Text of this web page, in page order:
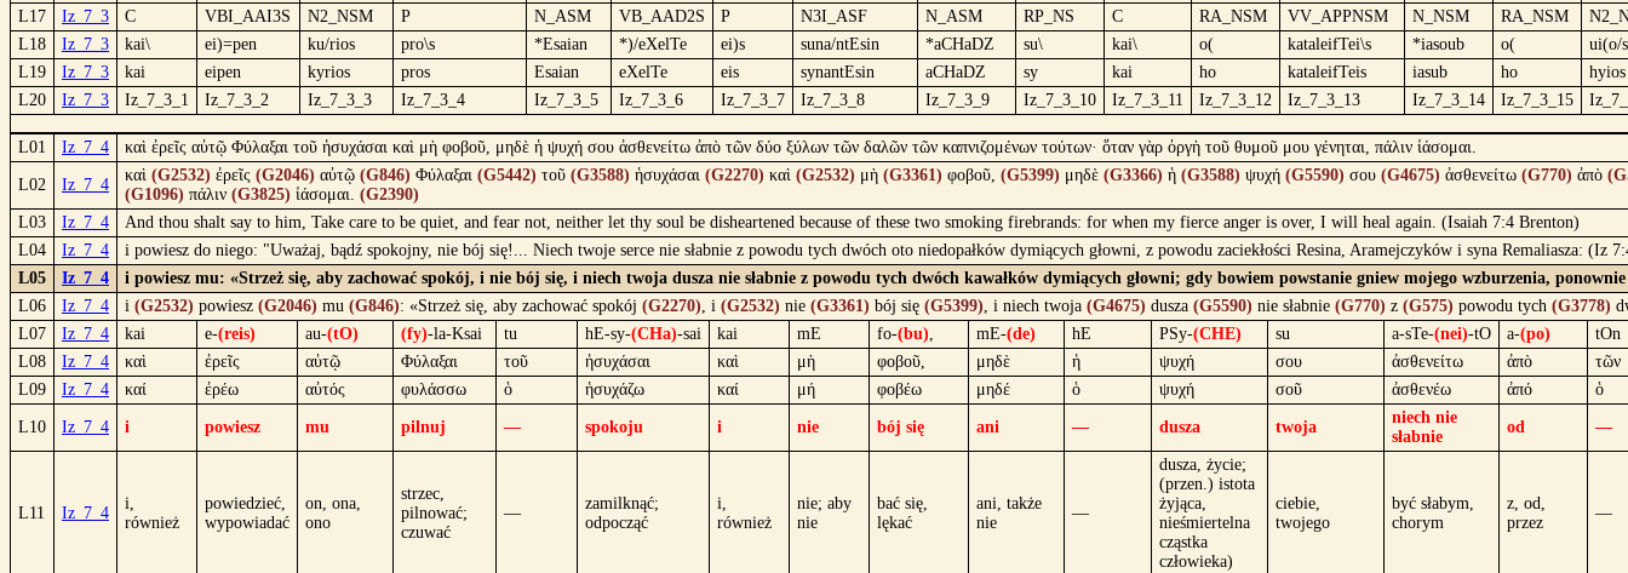
L17
Iz_7_3 C VBI_AAI3S N2_NSM P N_ASM VB_AAD2S P N3I_ASF N_ASM RP_NS C RA_NSM VV_APPNSM N_NSM RA_NSM
L18
Iz_7_3 kai\ ei)=pen ku/rios pro\s *Esaian *)/eXelTe ei)s suna/ntEsin *aCHaDZ su\ kai\ o( kataleifTei\s *iasoub o(
ui(o/s
L19
Iz_7_3 kai eipen kyrios pros Esaian eXelTe eis synantEsin aCHaDZ sy kai ho kataleifTeis iasub ho
hyios
L20
Iz_7_3 Iz_7_3_1 Iz_7_3_2 Iz_7_3_3 Iz_7_3_4 Iz_7_3_5 Iz_7_3_6 Iz_7_3_7 Iz_7_3_8 Iz_7_3_9 Iz_7_3_10 Iz_7_3_11 Iz_7_3_12 Iz_7_3_13 Iz_7_3_14 Iz_7_3_15
L01 Iz_7_4 καὶ ἐρεῖς αὐτῷ Φύλαξαι τοῦ ἡσυχάσαι καὶ μὴ φοβοῦ, μηδὲ ἡ ψυχή σου ἀσθενείτω ἀπὸ τῶν δύο ξύλων τῶν δαλῶν τῶν καπνιζομένων τούτων· ὅταν γὰρ ὀργὴ τοῦ θυμοῦ μου γένηται, πάλιν ἰάσομαι.
L02 Iz_7_4
καὶ (G2532) ἐρεῖς (G2046) αὐτῷ (G846) Φύλαξαι (G5442) τοῦ (G3588) ἡσυχάσαι (G2270) καὶ (G2532) μὴ (G3361) φοβοῦ, (G5399) μηδὲ (G3366) ἡ (G3588) ψυχή (G5590) σου (G4675) ἀσθενείτω (G770) ἀπὸ
(G1096) πάλιν (G3825) ἰάσομαι. (G2390)
L03
Iz_7_4
And thou shalt say to him, Take care to be quiet, and fear not, neither let thy soul be disheartened because of these two smoking firebrands: for when my fierce anger is over, I will heal again. (Isaiah 7:4 Brenton)
L04
Iz_7_4
i powiesz do niego: "Uważaj, bądź spokojny, nie bój się!... Niech twoje serce nie słabnie z powodu tych dwóch oto niedopałków dymiących głowni, z powodu zaciekłości Resina, Aramejczyków i syna Remaliasza: (Iz
L05
Iz_7_4
i powiesz mu: «Strzeż się, aby zachować spokój, i nie bój się, i niech twoja dusza nie słabnie z powodu tych dwóch kawałków dymiących głowni; gdy bowiem powstanie gniew mojego wzburzenia,
L06
Iz_7_4 i (G2532) powiesz (G2046) mu (G846): «Strzeż się, aby zachować spokój (G2270), i (G2532) nie (G3361) bój się (G5399), i niech twoja (G4675) dusza (G5590) nie słabnie (G770) z (G575) powodu tych (G3778)
L07
Iz_7_4 kai e-(reis) au-(tO) (fy)-la-Ksai tu hE-sy-(CHa)-sai kai mE fo-(bu), mE-(de) hE PSy-(CHE) su a-sTe-(nei)-tO a-(po)
tOn
L08
Iz_7_4 καὶ ἐρεῖς αὐτῷ Φύλαξαι τοῦ ἡσυχάσαι καὶ μὴ φοβοῦ, μηδὲ ἡ ψυχή σου ἀσθενείτω ἀπὸ
τῶν
L09
Iz_7_4 καί ἐρέω αὐτός φυλάσσω ὁ ἡσυχάζω καί μή φοβέω μηδέ ὁ ψυχή σοῦ ἀσθενέω ἀπό ὁ
L10 Iz_7_4 i powiesz mu pilnuj — spokoju i nie bój się ani — dusza twoja
niech nie
słabnie
od —
L11 Iz_7_4
i,
również
powiedzieć,
wypowiadać
on, ona,
ono
strzec,
pilnować;
czuwać
—
zamilknąć;
odpocząć
i,
również
nie; aby
nie
bać się,
lękać
ani, także
nie
—
dusza, życie;
(przen.) istota
żyjąca,
nieśmiertelna
cząstka
człowieka)
ciebie,
twojego
być słabym,
chorym
z, od,
przez
—